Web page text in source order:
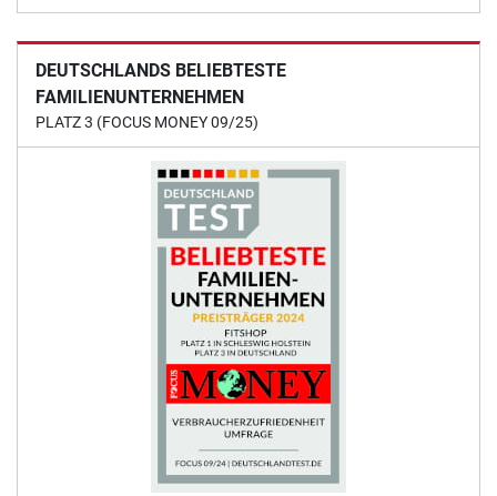
DEUTSCHLANDS BELIEBTESTE
FAMILIENUNTERNEHMEN
PLATZ 3 (FOCUS MONEY 09/25)